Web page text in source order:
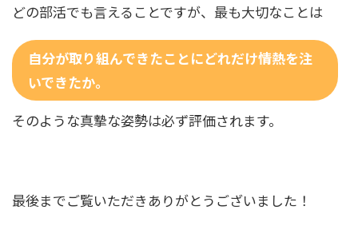
どの部活でも言えることですが、最も大切なことは
自分が取り組んできたことにどれだけ情熱を注
いできたか。
そのような真摯な姿勢は必ず評価されます。
最後までご覧いただきありがとうございました！